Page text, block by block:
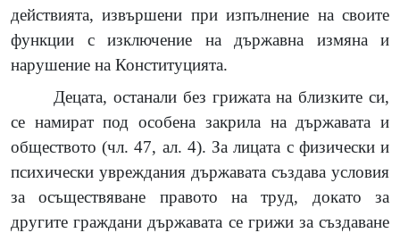
действията, извършени при изпълнение на своите
функции с изключение на държавна измяна и
нарушение на Конституцията.
Децата, останали без грижата на близките си,
се намират под особена закрила на държавата и
обществото (чл. 47, ал. 4). За лицата с физически и
психически увреждания държавата създава условия
за осъществяване правото на труд, докато за
другите граждани държавата се грижи за създаване